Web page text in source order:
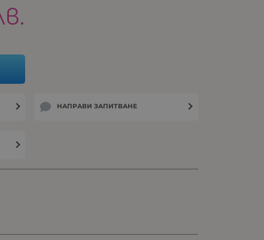
НАПРАВИ ЗАПИТВАНЕ